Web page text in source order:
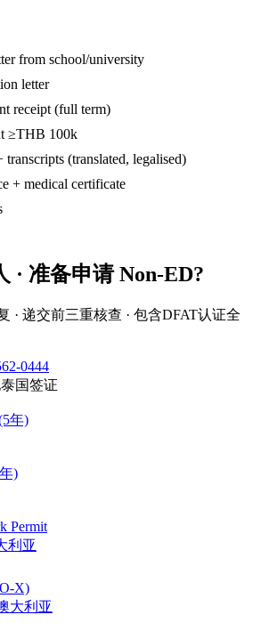
from school/university
letter
receipt (full term)
≥THB 100k
transcripts (translated, legalised)
+ medical certificate
· 准备申请Non-ED?
· 递交前三重核查 · 包含DFAT认证全
0444
国签证
年)
)
Permit
利亚
X)
大利亚